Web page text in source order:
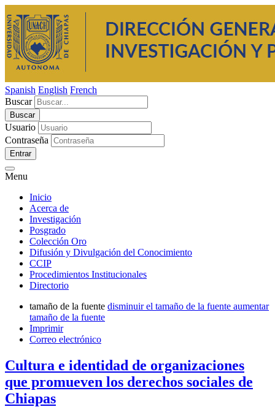
Spanish English French
Buscar
Usuario
Contraseña
Entrar
Menu
Inicio
Acerca de
Investigación
Posgrado
Colección Oro
Difusión y Divulgación del Conocimiento
CCIP
Procedimientos Institucionales
Directorio
tamaño de la fuente disminuir el tamaño de la fuente aumentar
tamaño de la fuente
Imprimir
Correo electrónico
Cultura e identidad de organizaciones
que promueven los derechos sociales de
Chiapas